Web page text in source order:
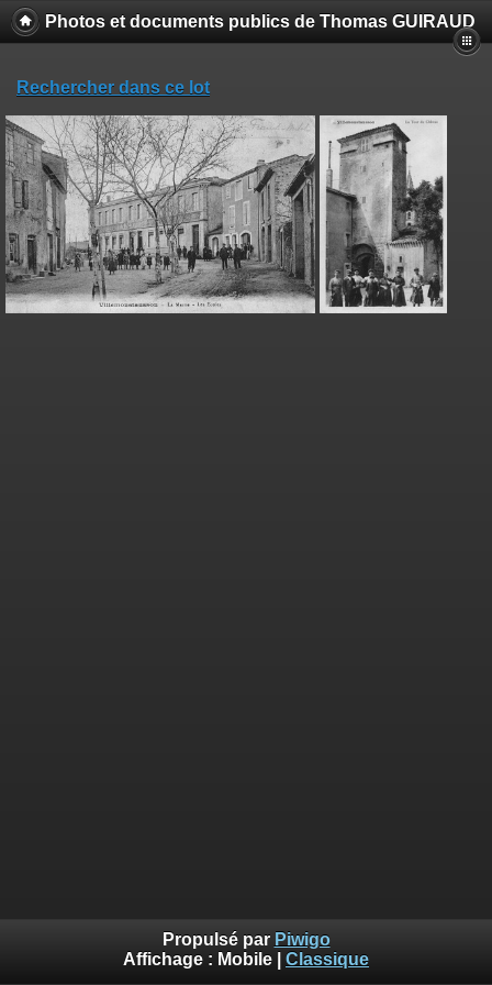
Photos et documents publics de Thomas GUIRAUD
Rechercher dans ce lot
Propulsé par Piwigo
Affichage : Mobile Classique